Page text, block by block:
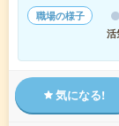
職場の様子
活
気になる!